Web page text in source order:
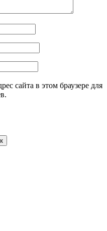
сайта в этом браузере для